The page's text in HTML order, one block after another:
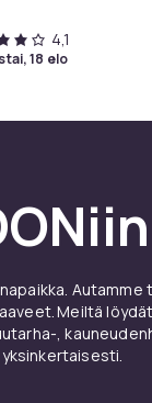
4,1
18 elo
Meiltä
,